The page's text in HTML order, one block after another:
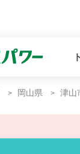
岡山県 津山